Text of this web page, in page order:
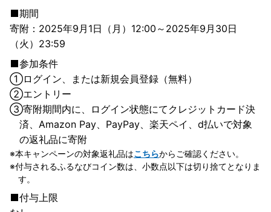
期間
寄附：2025年9月1日（月）12:00～2025年9月30日
（火）23:59
参加条件
①ログイン、または新規会員登録（無料）
②エントリー
③寄附期間内に、ログイン状態にてクレジットカード決
済、Amazon Pay、PayPay、楽天ペイ、d払いで対象
の返礼品に寄附
本キャンペーンの対象返礼品はこちらからご確認ください。
付与されるふるなびコイン数は、小数点以下は切り捨てとなりま
す。
付与上限